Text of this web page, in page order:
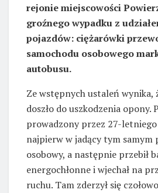
rejonie miejscowości
groźnego wypadku z
pojazdów: ciężarówki
samochodu osobowego
autobusu.
Ze wstępnych ustaleń wynika,
doszło do uszkodzenia opony.
prowadzony przez 27-letniego
najpierw w jadący tym samym
osobowy, a następnie przebił
energochłonne i wjechał na
ruchu. Tam zderzył się